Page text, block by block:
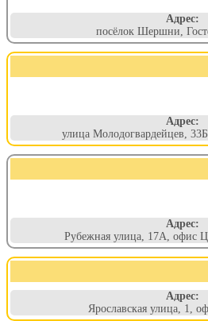
Адрес:
посёлок Шершни,
Адрес:
улица Молодогвардейцев,
Адрес:
Рубежная улица, 17А, офис
Адрес:
Ярославская улица, 1,